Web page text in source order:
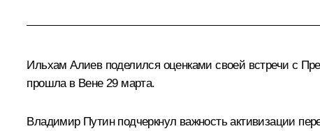
Ильхам Алиевподелился оценками своей встречи с
прошла в Вене 29 марта.
Владимир Путин подчеркнул важность активизации